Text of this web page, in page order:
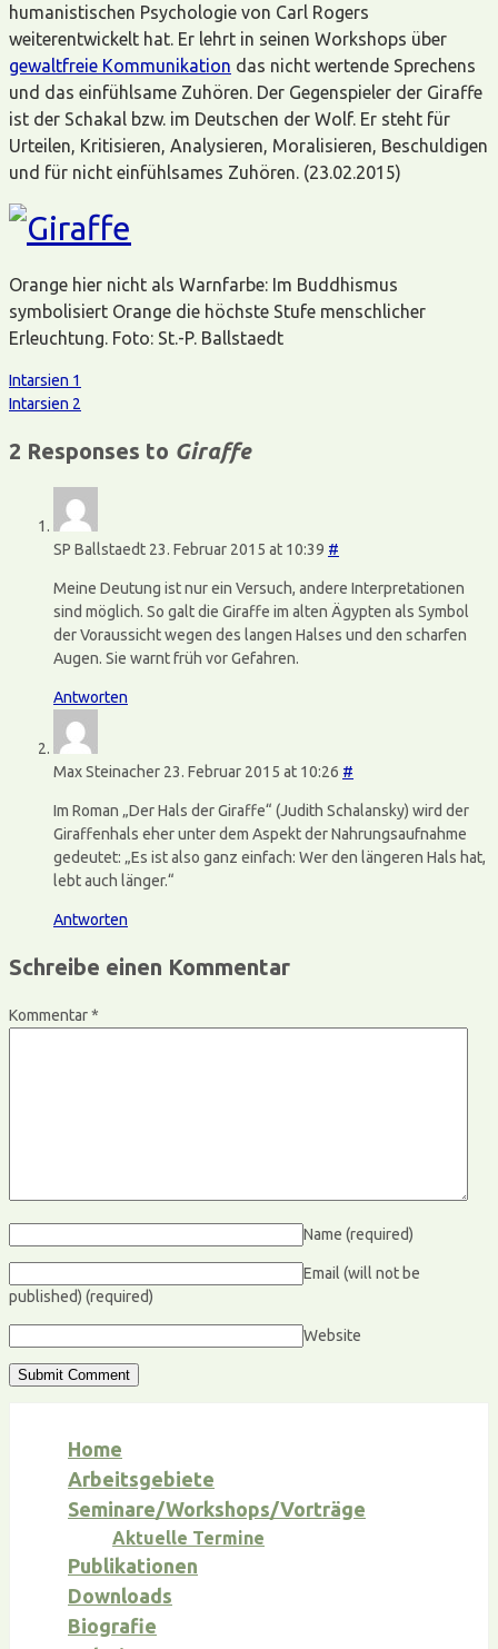
humanistischen Psychologie von Carl Rogers
weiterentwickelt hat. Er lehrt in seinen Workshops über
gewaltfreie Kommunikation das nicht wertende Sprechens
und das einfühlsame Zuhören. Der Gegenspieler der Giraffe
ist der Schakal bzw. im Deutschen der Wolf. Er steht für
Urteilen, Kritisieren, Analysieren, Moralisieren, Beschuldigen
und für nicht einfühlsames Zuhören. (23.02.2015)
Orange hier nicht als Warnfarbe: Im Buddhismus
symbolisiert Orange die höchste Stufe menschlicher
Erleuchtung. Foto: St.-P. Ballstaedt
Intarsien 1
Intarsien 2
2 Responses to Giraffe
SP Ballstaedt 23. Februar 2015 at 10:39 #
Meine Deutung ist nur ein Versuch, andere Interpretationen
sind möglich. So galt die Giraffe im alten Ägypten als Symbol
der Voraussicht wegen des langen Halses und den scharfen
Augen. Sie warnt früh vor Gefahren.
Antworten
Max Steinacher 23. Februar 2015 at 10:26 #
Im Roman „Der Hals der Giraffe“ (Judith Schalansky) wird der
Giraffenhals eher unter dem Aspekt der Nahrungsaufnahme
gedeutet: „Es ist also ganz einfach: Wer den längeren Hals hat,
lebt auch länger.“
Antworten
Schreibe einen Kommentar
Kommentar*
Name (required)
Email (will not be
published) (required)
Website
Home
Arbeitsgebiete
Seminare/Workshops/Vorträge
Aktuelle Termine
Publikationen
Downloads
Biografie